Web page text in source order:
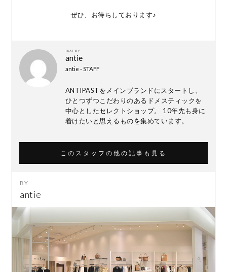
ぜひ、お待ちしております♪
TEXT BY
antie
antie - STAFF
ANTIPASTをメインブランドにスタートし、
ひとつずつこだわりのあるドメスティックを
中心としたセレクトショップ。 10年先も身に
着けたいと思えるものを集めています。
このスタッフの他の記事も見る
antie